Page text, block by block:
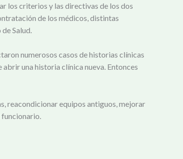
los criterios y las directivas de los dos
de los médicos, distintas
Salud.
numerosos casos de historias clínicas
abrir una historia clínica nueva. Entonces
reacondicionar equipos antiguos, mejorar